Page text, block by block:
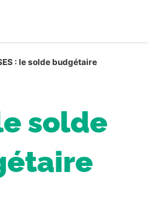
: le solde budgétaire
solde